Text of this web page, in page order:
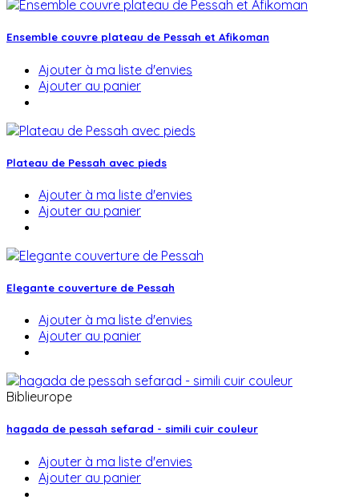
Ensemble couvre plateau de Pessah et Afikoman
Ajouter à ma liste d'envies
Ajouter au panier
Plateau de Pessah avec pieds
Ajouter à ma liste d'envies
Ajouter au panier
Elegante couverture de Pessah
Ajouter à ma liste d'envies
Ajouter au panier
Biblieurope
hagada de pessah sefarad - simili cuir couleur
Ajouter à ma liste d'envies
Ajouter au panier